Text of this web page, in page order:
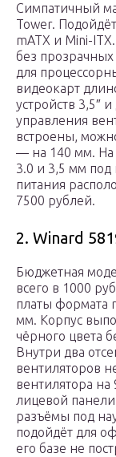
Симпатичный
Tower.
mATX и Mini-
без
для
видеокарт
устройств 3,5″
управления
встроены,
— на 140 мм. На
3.0 и 3,5 мм
питания
7500 рублей.
2. Winard
Бюджетная
всего в 1000
платы формата
мм. Корпус
чёрного цвета
Внутри два
вентиляторов
вентилятора
лицевой
разъёмы под
подойдёт для
его базе не